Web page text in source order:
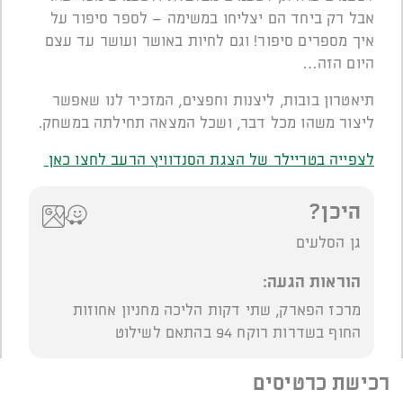
אבל רק ביחד הם יצליחו במשימה – לספר סיפור על
איך מספרים סיפור! וגם לחיות באושר ועושר עד עצם
היום הזה…
תיאטרון בובות, ליצנות וחפצים, המזכיר לנו שאפשר
ליצור משהו מכל דבר, ושכל המצאה תחילתה במשחק.
לצפייה בטריילר של הצגת הסנדוויץ הרעב לחצו כאן
היכן?
גן הסלעים
הוראות הגעה:
מרכז הפארק, שתי דקות הליכה מחניון אחוזות
החוף בשדרות רוקח 94 בהתאם לשילוט
רכישת כרטיסים